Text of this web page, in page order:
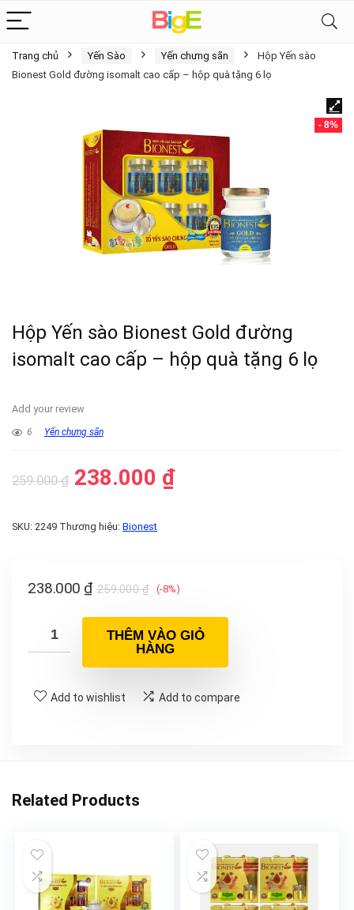
Trang chủ Yến Sào Yến chưng sãn
Hộp Yến sào
Bionest Gold đường isomalt cao cấp – hộp quà tặng 6 lọ
- 8%
Hộp Yến sào Bionest Gold đường
isomalt cao cấp – hộp quà tặng 6 lọ
Add your review
6 Yến chưng sãn
259.000₫ 238.000 ₫
SKU: 2249 Thương hiệu: Bionest
259.000₫
238.000 ₫ (-8%)
THÊM VÀO GIỎ
HÀNG
Add to wishlist Add to compare
Related Products